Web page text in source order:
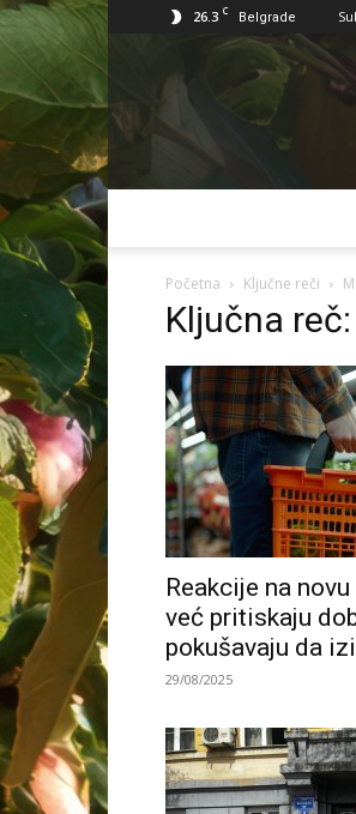
26.3 C Belgrade
Početna Ključne reči
Ključna
Reakcije na
već pritiskaju
pokušavaju da
29/08/2025